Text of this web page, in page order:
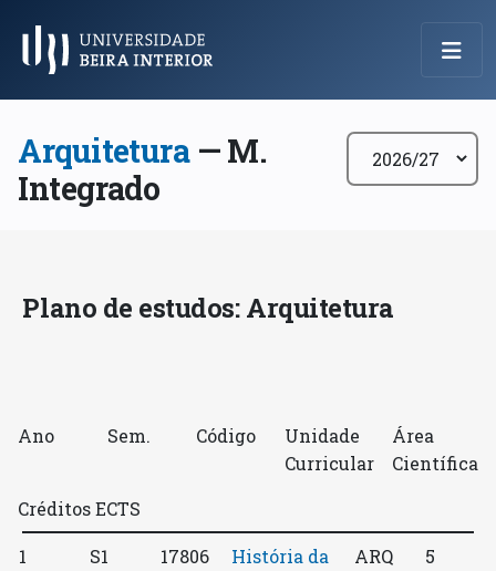
Menu Principal
Arquitetura— M.
Integrado
Plano de estudos: Arquitetura
Ano Sem. Código
Unidade
Curricular
Área
Científica
Créditos ECTS
1 S1 17806
História da
ARQ 5